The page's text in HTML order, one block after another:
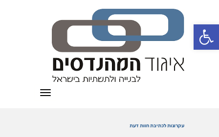
פתח סרגל נגישות
תפריט
עקרונות לכתיבת חוות דעת